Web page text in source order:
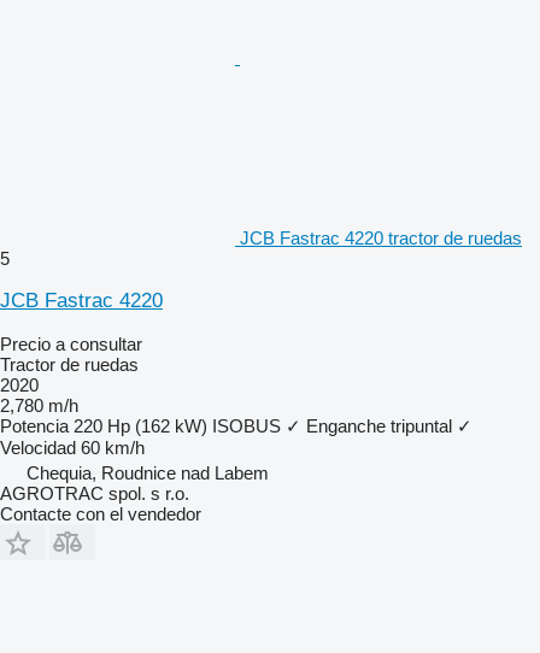
JCB Fastrac 4220 tractor de ruedas
5
JCB Fastrac 4220
Precio a consultar
Tractor de ruedas
2020
2,780 m/h
Potencia 220 Hp (162 kW) ISOBUS ✓ Enganche tripuntal ✓
Velocidad 60 km/h
Chequia, Roudnice nad Labem
AGROTRAC spol. s r.o.
Contacte con el vendedor